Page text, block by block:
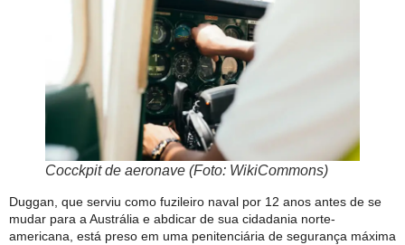
Cocckpit de aeronave (Foto: WikiCommons)
Duggan, que serviu como fuzileiro naval por 12 anos antes de se
mudar para a Austrália e abdicar de sua cidadania norte-
americana, está preso em uma penitenciária de segurança máxima